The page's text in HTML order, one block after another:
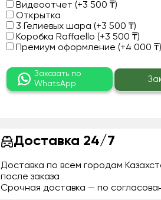
Видеоотчет (+3 500 ₸)
Открытка
3 Гелиевых шара (+3 500 ₸)
Коробка Raffaello (+3 500 ₸)
Премиум оформление (+4 000 ₸)
Заказать по
WhatsApp
Доставка 24/7
Доставка по всем городам
после заказа
Срочная доставка — по